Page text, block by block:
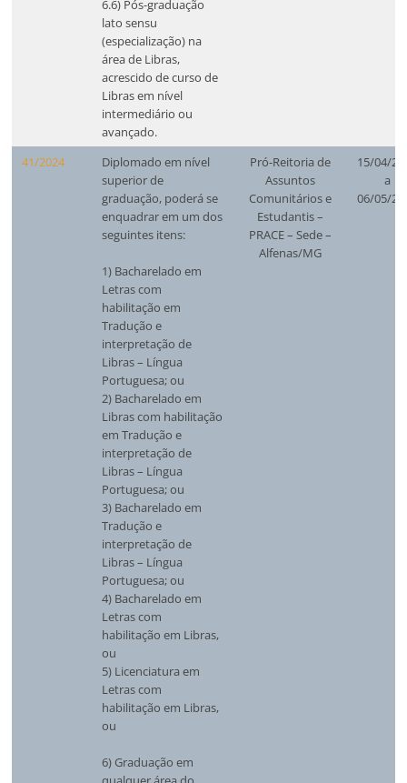
6.6) Pós-graduação
lato sensu
(especialização) na
área de Libras,
acrescido de curso de
Libras em nível
intermediário ou
avançado.
41/2024
Diplomado em nível
superior de
graduação, poderá se
enquadrar em um dos
seguintes itens:
1) Bacharelado em
Letras com
habilitação em
Tradução e
interpretação de
Libras – Língua
Portuguesa; ou
2) Bacharelado em
Libras com habilitação
em Tradução e
interpretação de
Libras – Língua
Portuguesa; ou
3) Bacharelado em
Tradução e
interpretação de
Libras – Língua
Portuguesa; ou
4) Bacharelado em
Letras com
habilitação em Libras,
ou
5) Licenciatura em
Letras com
habilitação em Libras,
ou
6) Graduação em
Pró-Reitoria de
Assuntos
Comunitários e
Estudantis –
PRACE – Sede –
Alfenas/MG
15/04/
a
06/05/